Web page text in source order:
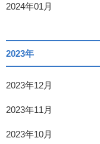
2024年01月
2023年
2023年12月
2023年11月
2023年10月